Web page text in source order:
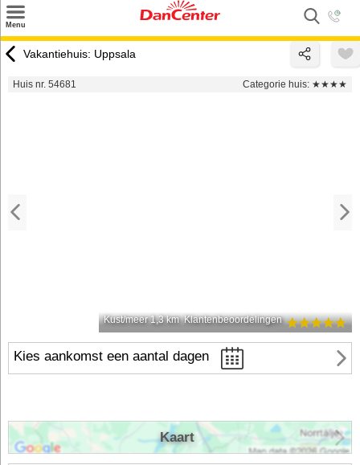
Menu
Inspiratie
Vakantiehuis: Uppsala
Huis nr. 54681 Categorie huis: ★★★★
Kust/meer 1,3 km Klantenbeoordelingen
Kies aankomst een aantal dagen
Kaart